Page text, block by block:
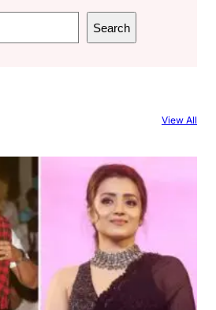
Search
View All